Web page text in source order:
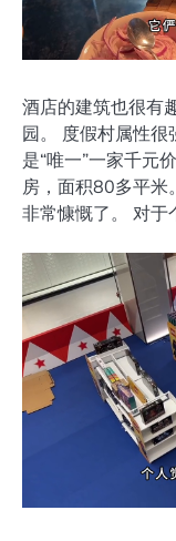
酒店的建筑也很有
园。 度假村属性
是“唯一”一家千元
房，面积80多平米
非常慷慨了。 对于